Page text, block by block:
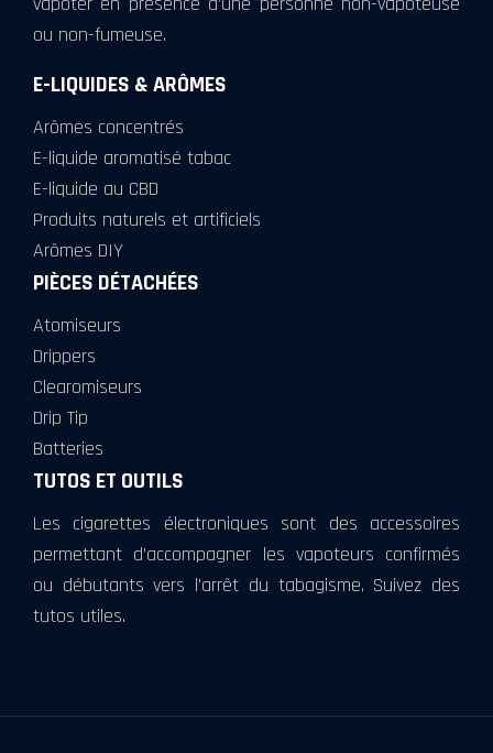
ou non-fumeuse.
E-LIQUIDES & ARÔMES
Arômes concentrés
E-liquide aromatisé tabac
E-liquide au CBD
Produits naturels et artificiels
Arômes DIY
PIÈCES DÉTACHÉES
Atomiseurs
Drippers
Clearomiseurs
Drip Tip
Batteries
TUTOS ET OUTILS
Les cigarettes électroniques sont des accessoires
permettant d’accompagner les vapoteurs confirmés
ou débutants vers l’arrêt du tabagisme. Suivez des
tutos utiles.